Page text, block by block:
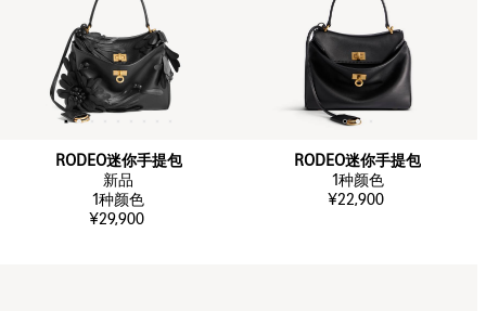
RODEO迷你手提包
新品
1种颜色
¥29,900
RODEO迷你手提包
1种颜色
¥22,900